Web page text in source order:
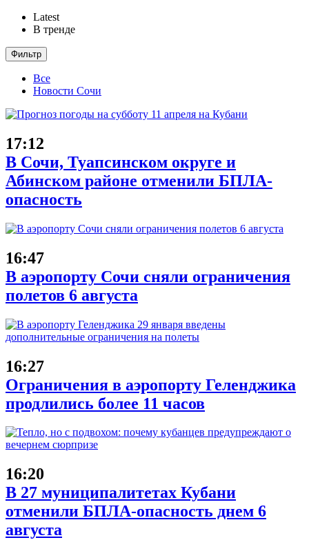
Latest
В тренде
Фильтр
Все
Новости Сочи
17:12
В Сочи, Туапсинском округе и
Абинском районе отменили БПЛА-
опасность
16:47
В аэропорту Сочи сняли ограничения
полетов 6 августа
16:27
Ограничения в аэропорту Геленджика
продлились более 11 часов
16:20
В 27 муниципалитетах Кубани
отменили БПЛА-опасность днем 6
августа